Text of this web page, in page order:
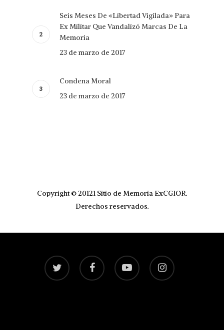
Seis Meses De «Libertad Vigilada» Para
Ex Militar Que Vandalizó Marcas De La
Memoria
23 de marzo de 2017
Condena Moral
23 de marzo de 2017
Copyright © 20121 Sitio de Memoria ExCGIOR.
Derechos reservados.
twitter facebook youtube instagram